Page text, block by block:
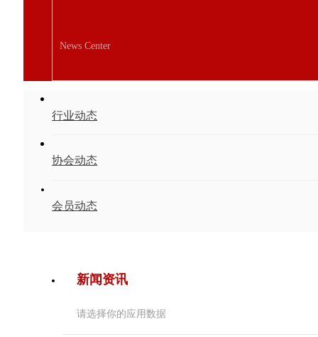
News Center
行业动态
协会动态
会员动态
新闻资讯
请选择你的应用数据